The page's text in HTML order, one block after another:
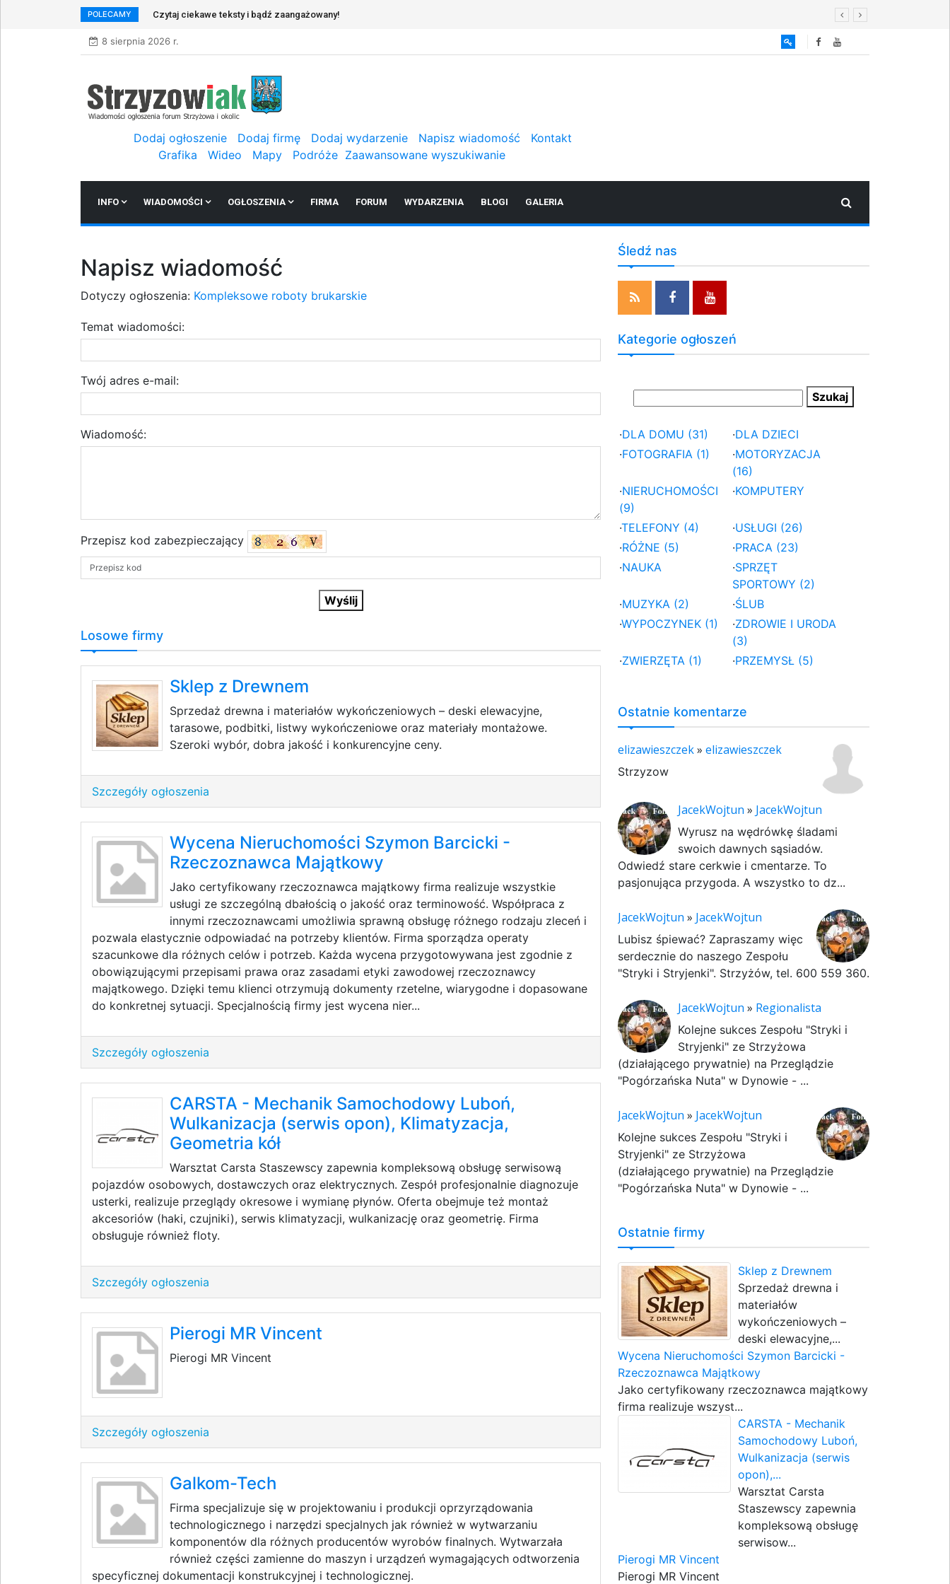
POLECAMY Czytaj ciekawe teksty i bądź zaangażowany!
8 sierpnia 2026 r.
Dodaj ogłoszenie Dodaj firmę Dodaj wydarzenie Napisz wiadomość
Kontakt
Grafika
Wideo Mapy Podróże Zaawansowane wyszukiwanie
INFO WIADOMOŚCI OGŁOSZENIA FIRMA FORUM WYDARZENIA BLOGI GALERIA
Napisz wiadomość
Dotyczy ogłoszenia: Kompleksowe roboty brukarskie
Temat wiadomości:
Twój adres e-mail:
Wiadomość:
Przepisz kod zabezpieczający
Losowe firmy
Sklep z Drewnem
Sprzedaż drewna i materiałów wykończeniowych – deski elewacyjne,
tarasowe, podbitki, listwy wykończeniowe oraz materiały montażowe.
Szeroki wybór, dobra jakość i konkurencyjne ceny.
Szczegóły ogłoszenia
Wycena Nieruchomości Szymon Barcicki -
Rzeczoznawca Majątkowy
Jako certyfikowany rzeczoznawca majątkowy firma realizuje wszystkie
usługi ze szczególną dbałością o jakość oraz terminowość. Współpraca z
innymi rzeczoznawcami umożliwia sprawną obsługę różnego rodzaju zleceń i
pozwala elastycznie odpowiadać na potrzeby klientów. Firma sporządza operaty
szacunkowe dla różnych celów i potrzeb. Każda wycena przygotowywana jest zgodnie z
obowiązującymi przepisami prawa oraz zasadami etyki zawodowej rzeczoznawcy
majątkowego. Dzięki temu klienci otrzymują dokumenty rzetelne, wiarygodne i dopasowane
do konkretnej sytuacji. Specjalnością firmy jest wycena nier...
Szczegóły ogłoszenia
CARSTA - Mechanik Samochodowy Luboń,
Wulkanizacja (serwis opon), Klimatyzacja,
Geometria kół
Warsztat Carsta Staszewscy zapewnia kompleksową obsługę serwisową
pojazdów osobowych, dostawczych oraz elektrycznych. Zespół profesjonalnie diagnozuje
usterki, realizuje przeglądy okresowe i wymianę płynów. Oferta obejmuje też montaż
akcesoriów (haki, czujniki), serwis klimatyzacji, wulkanizację oraz geometrię. Firma
obsługuje również floty.
Szczegóły ogłoszenia
Pierogi MR Vincent
Pierogi MR Vincent
Szczegóły ogłoszenia
Galkom-Tech
Firma specjalizuje się w projektowaniu i produkcji oprzyrządowania
technologicznego i narzędzi specjalnych jak również w wytwarzaniu
komponentów dla różnych producentów wyrobów finalnych. Wytwarzała
również części zamienne do maszyn i urządzeń wymagających odtworzenia
specyficznej dokumentacji konstrukcyjnej i technologicznej.
Śledź nas
Kategorie ogłoszeń
·DLA DOMU (31) ·DLA DZIECI
·FOTOGRAFIA (1) ·MOTORYZACJA
(16)
·NIERUCHOMOŚCI
(9)
·KOMPUTERY
·TELEFONY (4) ·USŁUGI (26)
·RÓŻNE (5) ·PRACA (23)
·NAUKA ·SPRZĘT
SPORTOWY (2)
·MUZYKA (2) ·ŚLUB
·WYPOCZYNEK (1) ·ZDROWIE I URODA
(3)
·ZWIERZĘTA (1) ·PRZEMYSŁ (5)
Ostatnie komentarze
elizawieszczek» elizawieszczek
Strzyzow
JacekWojtun » JacekWojtun
Wyrusz na wędrówkę śladami
swoich dawnych sąsiadów.
Odwiedź stare cerkwie i cmentarze. To
pasjonująca przygoda. A wszystko to dz...
JacekWojtun » JacekWojtun
Lubisz śpiewać? Zapraszamy więc
serdecznie do naszego Zespołu
"Stryki i Stryjenki". Strzyżów, tel. 600 559 360.
JacekWojtun » Regionalista
Kolejne sukces Zespołu "Stryki i
Stryjenki" ze Strzyżowa
(działającego prywatnie) na Przeglądzie
"Pogórzańska Nuta" w Dynowie - ...
JacekWojtun » JacekWojtun
Kolejne sukces Zespołu "Stryki i
Stryjenki" ze Strzyżowa
(działającego prywatnie) na Przeglądzie
"Pogórzańska Nuta" w Dynowie - ...
Ostatnie firmy
Sklep z Drewnem
Sprzedaż drewna i
materiałów
wykończeniowych –
deski elewacyjne,...
Wycena Nieruchomości Szymon Barcicki -
Rzeczoznawca Majątkowy
Jako certyfikowany rzeczoznawca majątkowy
firma realizuje wszyst...
CARSTA - Mechanik
Samochodowy Luboń,
Wulkanizacja (serwis
opon),...
Warsztat Carsta
Staszewscy zapewnia
kompleksową obsługę
serwisow...
Pierogi MR Vincent
Pierogi MR Vincent